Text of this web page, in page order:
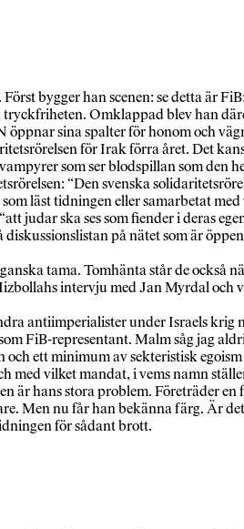
bygger han scenen: se detta är
Omklappad blev han
sina spalter för honom och
för Irak förra året. Det
som ser blodspillan som
“Den svenska
läst tidningen eller samarbetat
judar ska ses som fiender i deras
på nätet som är
tama. Tomhänta står de också
intervju med Jan Myrdal
antiimperialister under Israels
FiB-representant. Malm såg jag
ett minimum av sekteristisk
med vilket mandat, i vems namn
är hans stora problem. Företräder
Men nu får han bekänna färg. Är
för sådant brott.